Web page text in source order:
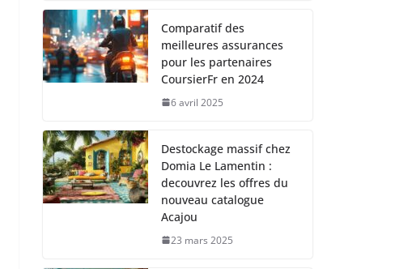
Comparatif des
meilleures assurances
pour les partenaires
CoursierFr en 2024
6 avril 2025
Destockage massif chez
Domia Le Lamentin :
decouvrez les offres du
nouveau catalogue
Acajou
23 mars 2025